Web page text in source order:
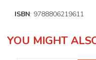
ISBN: 9788806219611
YOU MIGHT